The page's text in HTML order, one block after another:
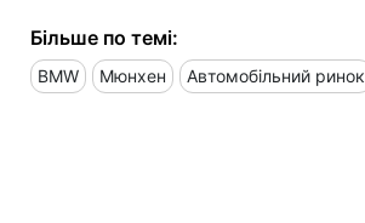
Більше по темі:
BMW Мюнхен Автомобільний ринок